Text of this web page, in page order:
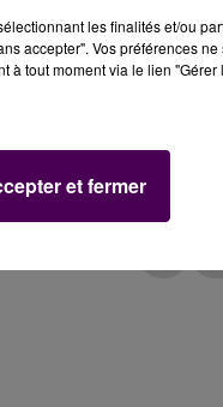
de son projet
avoir pour
au monde. "
forme avec
marque, avant de
de 500 kW"
les finalités et/ou
accepter". Vos préférences
à tout moment via le lien
et fermer